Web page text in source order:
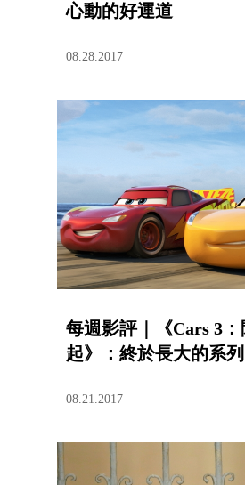
心動的好運道
08.28.2017
每週影評｜《Cars 3
起》：終於長大的系列
08.21.2017